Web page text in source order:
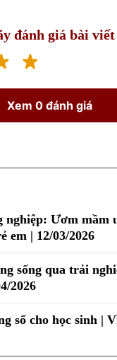
đánh giá bài viết
Xem 0 đánh giá
nghiệp: Ươm mầm
em | 12/03/2026
sống qua trải
2026
số cho học sinh |